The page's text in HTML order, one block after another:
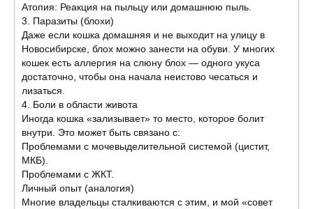
​Атопия: Реакция на пыльцу или домашнюю пыль.
​3. Паразиты (блохи)
​Даже если кошка домашняя и не выходит на улицу в
Новосибирске, блох можно занести на обуви. У многих
кошек есть аллергия на слюну блох — одного укуса
достаточно, чтобы она начала неистово чесаться и
лизаться.
​4. Боли в области живота
​Иногда кошка «зализывает» то место, которое болит
внутри. Это может быть связано с:
​Проблемами с мочевыделительной системой (цистит,
МКБ).
​Проблемами с ЖКТ.
​Личный опыт (аналогия)
​Многие владельцы сталкиваются с этим, и мой «совет